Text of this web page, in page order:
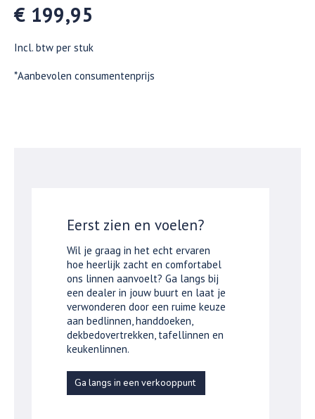
€ 199,95
Incl. btw per stuk
*Aanbevolen consumentenprijs
Eerst zien en voelen?
Wil je graag in het echt ervaren
hoe heerlijk zacht en comfortabel
ons linnen aanvoelt? Ga langs bij
een dealer in jouw buurt en laat je
verwonderen door een ruime keuze
aan bedlinnen, handdoeken,
dekbedovertrekken, tafellinnen en
keukenlinnen.
Ga langs in een verkooppunt